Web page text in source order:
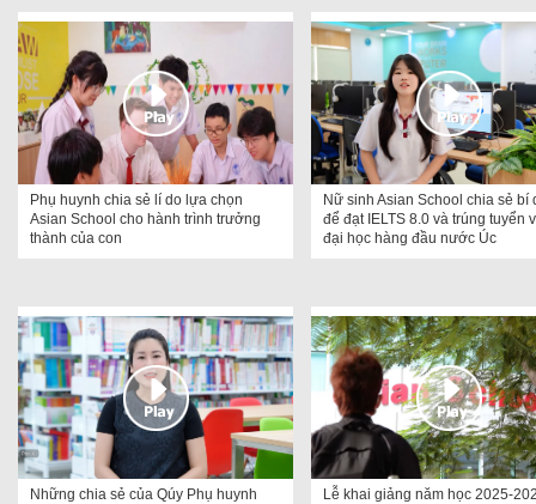
Phụ huynh chia sẻ lí do lựa chọn
Asian School cho hành trình trưởng
thành của con
Nữ sinh Asian School chia sẻ bí
để đạt IELTS 8.0 và trúng tuyển
đại học hàng đầu nước Úc
Những chia sẻ của Qúy Phụ huynh
Lễ khai giảng năm học 2025-